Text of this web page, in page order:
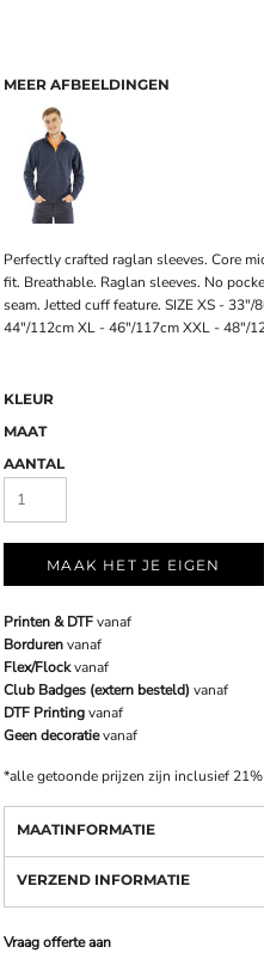
MEER AFBEELDINGEN
Perfectly crafted raglan sleeves. Core
fit. Breathable. Raglan sleeves. No
seam. Jetted cuff feature. SIZE XS -
44"/112cm XL - 46"/117cm XXL - 48"/
KLEUR
MAAT
AANTAL
MAAK HET JE EIGEN
Printen & DTFvanaf
Bordurenvanaf
Flex/Flockvanaf
Club Badges (extern besteld) vanaf
DTF Printingvanaf
Geen decoratievanaf
*alle getoonde prijzen zijn inclusief
MAATINFORMATIE
VERZEND INFORMATIE
Vraag offerte aan